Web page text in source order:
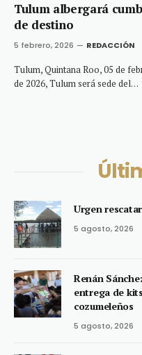
Tulum albergará
de destino
5 febrero, 2026 REDACCIÓN
Tulum, Quintana Roo, 05 de
de 2026, Tulum será sede del…
Urgen
5 agosto, 2026
Renán
entrega de
cozumeleños
5 agosto, 2026